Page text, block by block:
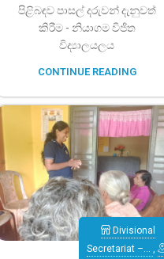
පිළිබඳව පාසල් දරුවන් දැනුවත්
කිරීම - නියාගම විජිත
විද්‍යාලයලය
CONTINUE READING
Divisional
Secretariat –…